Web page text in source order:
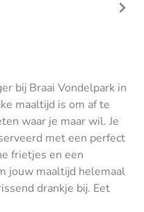
bij Braai Vondelpark in
maaltijd is om af te
waar je maar wil. Je
met een perfect
frietjes en een
jouw maaltijd helemaal
drankje bij. Eet